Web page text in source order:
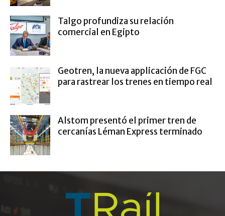
Talgo profundiza su relación
comercial en Egipto
Geotren, la nueva applicación de FGC
para rastrear los trenes en tiempo real
Alstom presentó el primer tren de
cercanías Léman Express terminado